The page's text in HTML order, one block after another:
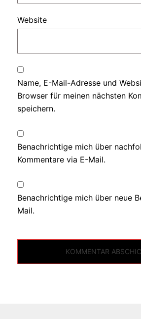
Website
Name, E-Mail-Adresse und
Browser für meinen nächsten
speichern.
Benachrichtige mich über
Kommentare via E-Mail.
Benachrichtige mich über neue
Mail.